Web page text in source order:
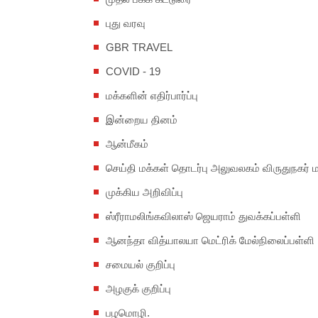
புது வரவு
GBR TRAVEL
COVID - 19
மக்களின் எதிர்பார்ப்பு
இன்றைய தினம்
ஆன்மீகம்
செய்தி மக்கள் தொடர்பு அலுவலகம் விருதுநகர்
முக்கிய அறிவிப்பு
ஸ்ரீராமலிங்கவிலாஸ் ஜெயராம் துவக்கப்பள்ளி
ஆனந்தா வித்யாலயா மெட்ரிக் மேல்நிலைப்பள்ளி
சமையல் குறிப்பு
அழகுக் குறிப்பு
பழமொழி.